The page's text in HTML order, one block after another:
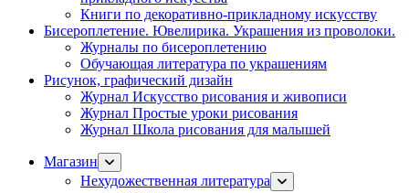
Книги по декоративно-прикладному искусству
Бисероплетение. Ювелирика. Украшения из проволоки.
Журналы по бисероплетению
Обучающая литература по украшениям
Рисунок, графический дизайн
Журнал Искусство рисования и живописи
Журнал Простые уроки рисования
Журнал Школа рисования для малышей
Магазин
Нехудожественная литература